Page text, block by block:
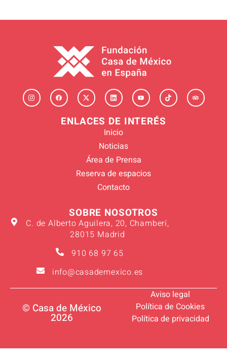
ENLACES DE INTERÉS
Inicio
Noticias
Área de Prensa
Reserva de espacios
Contacto
SOBRE NOSOTROS
C. de Alberto Aguilera, 20, Chamberí,
28015 Madrid
910 68 97 65
info@casademexico.es
© Casa de México
2026
Aviso legal
Política de Cookies
Política de privacidad